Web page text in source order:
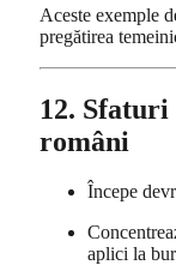
Aceste exemple
pregătirea
12.
români
Începe
aplici la